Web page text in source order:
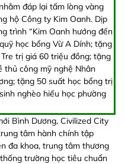
đáp lại tấm lòng vàng
hộ Công ty Kim Oanh. Dịp
trình “Kim Oanh hướng đến
học bổng Vừ A Dính; tặng
trị giá 60 triệu đồng; tặng
thủ công mỹ nghệ Nhân
tặng 50 suất học bổng trị
nghèo hiếu học phường
Bình Dương, Civilized City
tâm hành chính tập
đa khoa, trung tâm thương
trường học tiêu chuẩn